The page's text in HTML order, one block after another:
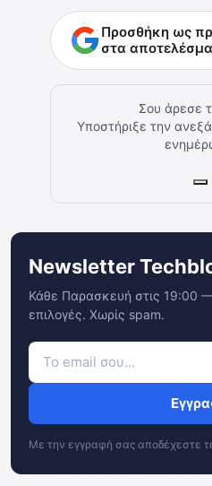
Προσθήκη ως
στα
Σου άρεσε
Υποστήριξε την
Newsletter
Κάθε Παρασκευή στις 19:00
επιλογές. Χωρίς spam.
Με την εγγραφή σας αποδέχεστε